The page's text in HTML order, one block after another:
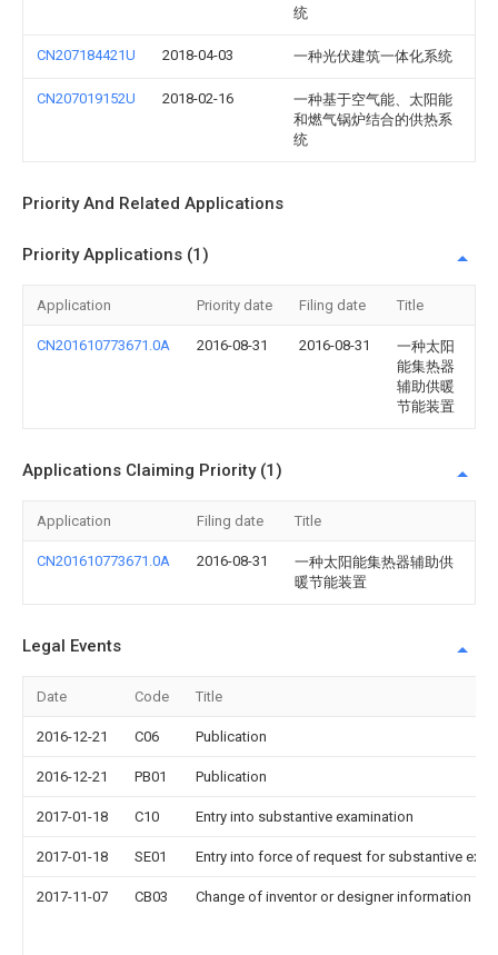
统
CN207184421U 2018-04-03 一种光伏建筑一体化系统
CN207019152U 2018-02-16
一种基于空气能、太阳能
和燃气锅炉结合的供热系
统
Priority And Related Applications
Priority Applications (1)
Application Priority date Filing date Title
CN201610773671.0A 2016-08-31 2016-08-31
一种太阳
能集热器
辅助供暖
节能装置
Applications Claiming Priority (1)
Application Filing date Title
CN201610773671.0A 2016-08-31
一种太阳能集热器辅助供
暖节能装置
Legal Events
Date Code Title
2016-12-21 C06 Publication
2016-12-21 PB01 Publication
2017-01-18 C10 Entry into substantive examination
2017-01-18 SE01 Entry into force of request for substantive
2017-11-07 CB03 Change of inventor or designer information